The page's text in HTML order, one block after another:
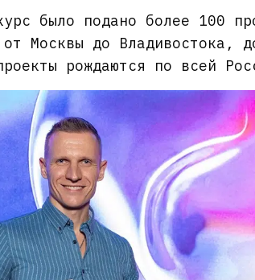
было подано более 100
Москвы до Владивостока,
рождаются по всей